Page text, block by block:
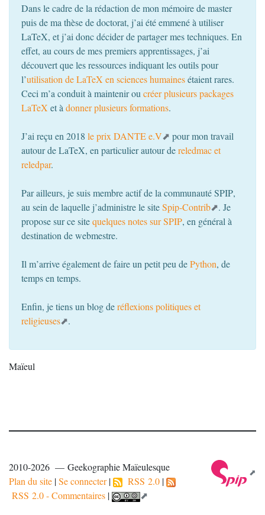
Dans le cadre de la rédaction de mon mémoire de master
puis de ma thèse de doctorat, j’ai été emmené à utiliser
LaTeX, et j’ai donc décider de partager mes techniques. En
effet, au cours de mes premiers apprentissages, j’ai
découvert que les ressources indiquant les outils pour
l’utilisation de LaTeX en sciences humainesétaient rares.
Ceci m’a conduit à maintenir ou créer plusieurs packages
LaTeX et à donner plusieurs formations.
J’ai reçu en 2018 le prix DANTEe.V
pour mon travail
autour de LaTeX, en particulier autour dereledmac et
reledpar.
Par ailleurs, je suis membre actif de la communautéSPIP,
au sein de laquelle j’administre le siteSpip-Contrib
. Je
propose sur ce sitequelques notes surSPIP, en général à
destination de webmestre.
Il m’arrive également de faire un petit peu dePython, de
temps en temps.
Enfin, je tiens un blog deréflexions politiques et
religieuses
.
Maïeul
2010-2026 — Geekographie Maïeulesque
Plan du site |Se connecter| RSS 2.0 |
RSS 2.0 - Commentaires |